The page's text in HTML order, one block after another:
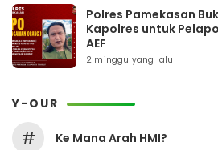
Polres Pamekasan
Kapolres untuk
AEF
2 minggu yang lalu
Y-OUR
# Ke Mana Arah HMI?